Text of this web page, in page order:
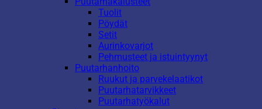
Tuolit
Pöydät
Setit
Aurinkovarjot
Pehmusteet ja istuintyynyt
Puutarhanhoito
Ruukut ja parvekelaatikot
Puutarhatarvikkeet
Puutarhatyökalut